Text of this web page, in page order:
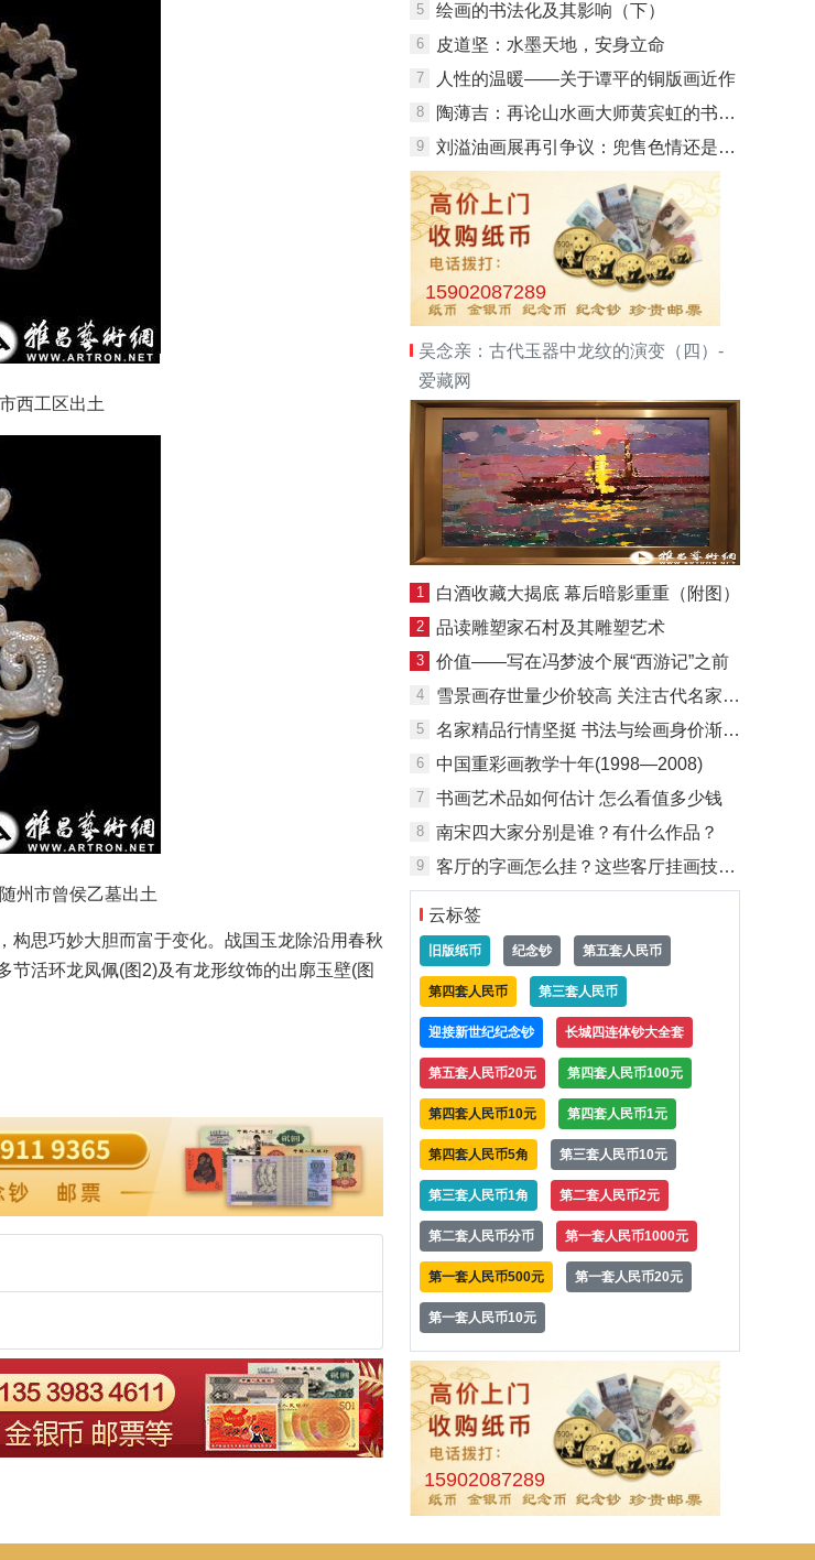
西工区出土
州市曾侯乙墓出土
思巧妙大胆而富于变化。战国玉龙除沿用春秋
活环龙凤佩(图2)及有龙形纹饰的出廓玉壁(图
5 绘画的书法化及其影响（下）
6 皮道坚：水墨天地，安身立命
7 人性的温暖——关于谭平的铜版画近作
8 陶薄吉：再论山水画大师黄宾虹的书画艺术
9 刘溢油画展再引争议：兜售色情还是超现实主义
15902087289
吴念亲：古代玉器中龙纹的演变（四）-
爱藏网
1 白酒收藏大揭底 幕后暗影重重（附图）
2 品读雕塑家石村及其雕塑艺术
3 价值——写在冯梦波个展“西游记”之前
4 雪景画存世量少价较高 关注古代名家和岭南佳作
5 名家精品行情坚挺 书法与绘画身价渐行渐近
6 中国重彩画教学十年(1998—2008)
7 书画艺术品如何估计 怎么看值多少钱
8 南宋四大家分别是谁？有什么作品？
9 客厅的字画怎么挂？这些客厅挂画技巧你真的懂吗？
云标签
旧版纸币 纪念钞 第五套人民币
第四套人民币 第三套人民币
迎接新世纪纪念钞 长城四连体钞大全套
第五套人民币20元 第四套人民币100元
第四套人民币10元 第四套人民币1元
第四套人民币5角 第三套人民币10元
第三套人民币1角 第二套人民币2元
第二套人民币分币 第一套人民币1000元
第一套人民币500元 第一套人民币20元
第一套人民币10元
15902087289